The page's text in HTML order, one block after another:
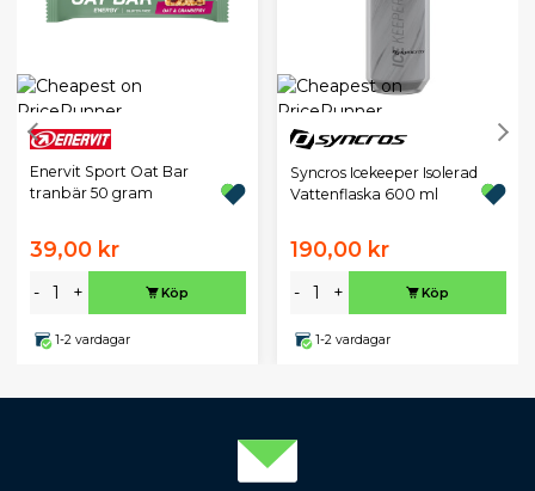
Enervit Sport Oat Bar
tranbär 50 gram
39,00 kr
- + Köp
1-2 vardagar
Syncros Icekeeper Isolerad
Vattenflaska 600 ml
190,00 kr
- + Köp
1-2 vardagar